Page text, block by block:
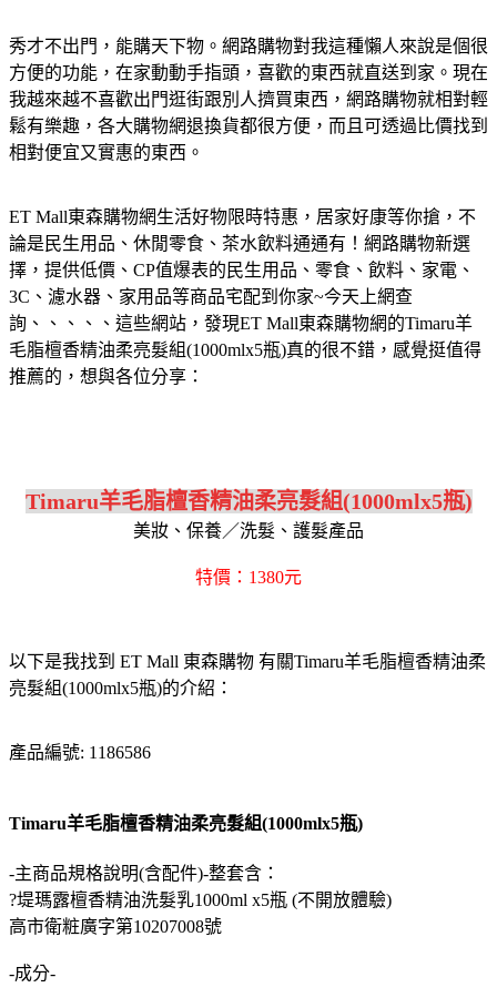
秀才不出門，能購天下物。網路購物對我這種懶人來說是個很
方便的功能，在家動動手指頭，喜歡的東西就直送到家。現在
我越來越不喜歡出門逛街跟別人擠買東西，網路購物就相對輕
鬆有樂趣，各大購物網退換貨都很方便，而且可透過比價找到
相對便宜又實惠的東西。
ET Mall東森購物網生活好物限時特惠，居家好康等你搶，不
論是民生用品、休閒零食、茶水飲料通通有！網路購物新選
擇，提供低價、CP值爆表的民生用品、零食、飲料、家電、
3C、濾水器、家用品等商品宅配到你家~今天上網查
詢、、、、、這些網站，發現ET Mall東森購物網的Timaru羊
毛脂檀香精油柔亮髮組(1000mlx5瓶)真的很不錯，感覺挺值得
推薦的，想與各位分享：
Timaru羊毛脂檀香精油柔亮髮組(1000mlx5瓶)
美妝、保養／洗髮、護髮產品
特價：1380元
以下是我找到 ET Mall 東森購物 有關Timaru羊毛脂檀香精油柔
亮髮組(1000mlx5瓶)的介紹：
產品編號: 1186586
Timaru羊毛脂檀香精油柔亮髮組(1000mlx5瓶)
-主商品規格說明(含配件)-整套含：
?堤瑪露檀香精油洗髮乳1000ml x5瓶 (不開放體驗)
高市衛粧廣字第10207008號
-成分-